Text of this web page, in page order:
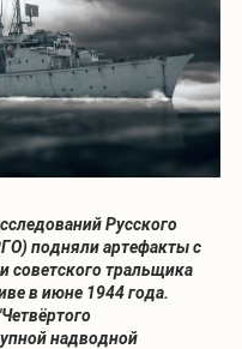
Русского
подняли артефакты с
советского тральщика
в июне 1944 года.
надводной